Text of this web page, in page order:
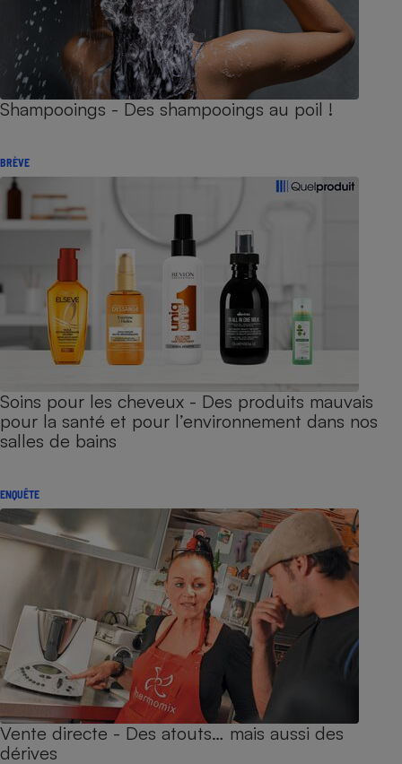
Shampooings - Des shampooings au poil !
BRÈVE
Soins pour les cheveux - Des produits mauvais
pour la santé et pour l’environnement dans nos
salles de bains
ENQUÊTE
Vente directe - Des atouts… mais aussi des
dérives